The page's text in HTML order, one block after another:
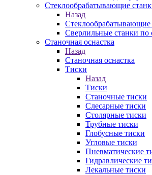
Стеклообрабатывающие
Назад
Стеклообрабатывающие
Сверлильные станки по
Станочная оснастка
Назад
Станочная оснастка
Тиски
Назад
Тиски
Станочные тиски
Слесарные тиски
Столярные тиски
Трубные тиски
Глобусные тиски
Угловые тиски
Пневматические
Гидравлические
Лекальные тиски